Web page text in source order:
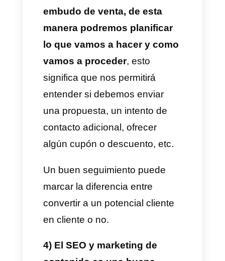
pasa con el cliente potencial y
hablarle en base a su dolor, que
sienta que es escuchado.
La idea en este sentido es
simplemente preguntar sobre lo
que necesita y dejar que ese
cliente hable, mientras más
es para ti.
En esta etapa lo que más
cliente potencial, sus